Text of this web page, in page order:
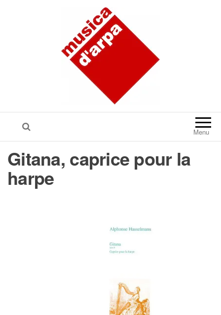
Menu
Gitana, caprice pour la
harpe